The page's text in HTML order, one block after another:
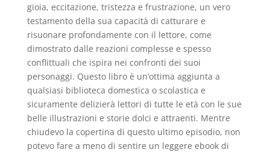
gioia, eccitazione, tristezza e frustrazione, un vero
testamento della sua capacità di catturare e
risuonare profondamente con il lettore, come
dimostrato dalle reazioni complesse e spesso
conflittuali che ispira nei confronti dei suoi
personaggi. Questo libro è un’ottima aggiunta a
qualsiasi biblioteca domestica o scolastica e
sicuramente delizierà lettori di tutte le età con le sue
belle illustrazioni e storie dolci e attraenti. Mentre
chiudevo la copertina di questo ultimo episodio, non
potevo fare a meno di sentire un leggere ebook di